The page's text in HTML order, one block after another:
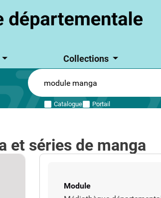
Collections
Catalogue Portail
et séries de manga
Type de support matériel
Module